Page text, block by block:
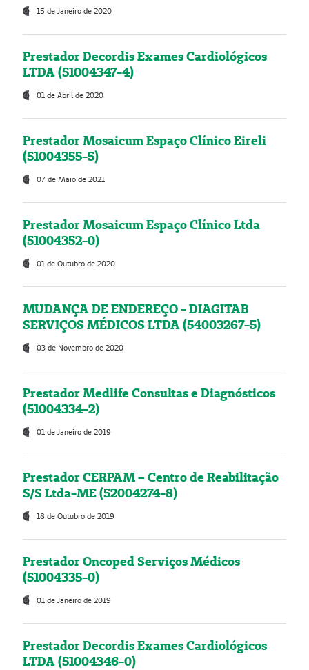
15 de Janeiro de 2020
Prestador Decordis Exames Cardiológicos
LTDA (51004347-4)
01 de Abril de 2020
Prestador Mosaicum Espaço Clínico Eireli
(51004355-5)
07 de Maio de 2021
Prestador Mosaicum Espaço Clínico Ltda
(51004352-0)
01 de Outubro de 2020
MUDANÇA DE ENDEREÇO - DIAGITAB
SERVIÇOS MÉDICOS LTDA (54003267-5)
03 de Novembro de 2020
Prestador Medlife Consultas e Diagnósticos
(51004334-2)
01 de Janeiro de 2019
Prestador CERPAM – Centro de Reabilitação
S/S Ltda-ME (52004274-8)
18 de Outubro de 2019
Prestador Oncoped Serviços Médicos
(51004335-0)
01 de Janeiro de 2019
Prestador Decordis Exames Cardiológicos
LTDA (51004346-0)